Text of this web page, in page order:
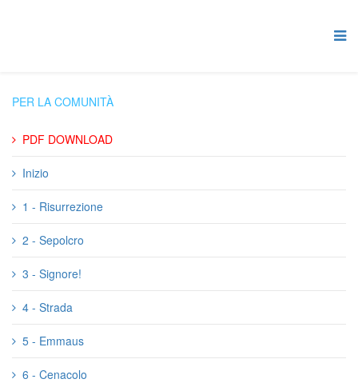
PER LA COMUNITÀ
PDF DOWNLOAD
Inizio
1 - Risurrezione
2 - Sepolcro
3 - Signore!
4 - Strada
5 - Emmaus
6 - Cenacolo